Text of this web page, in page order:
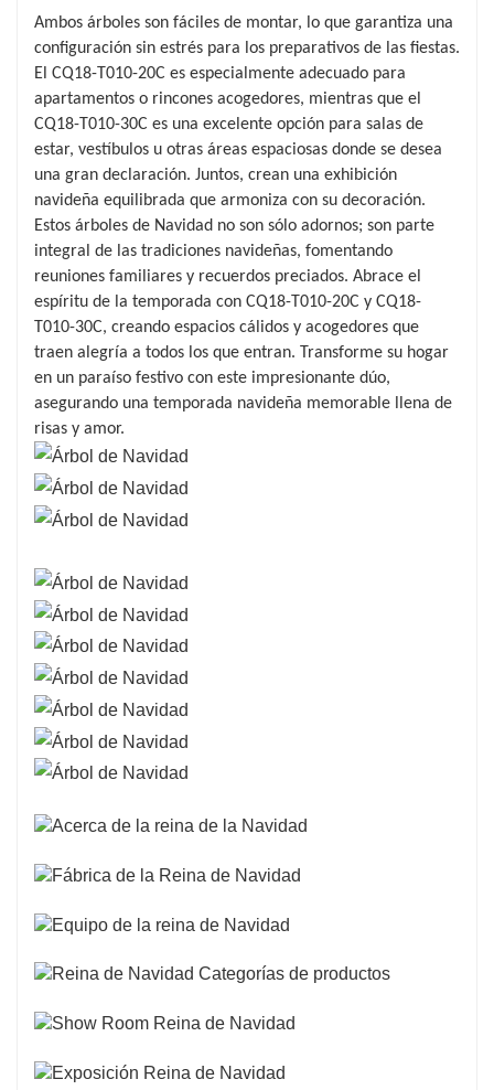
Diseñados para brindar versatilidad, ambos
árboles son lienzos perfectos para sus
decoraciones navideñas. El CQ18-T010-20C
proporciona una solución ideal para quienes
buscan crear una acogedora exhibición
navideña, mientras que el CQ18-T010-30C
permite una ornamentación más extensa,
acomodando decoraciones más pesadas y
estilos diversos. Ya sea que prefiera un estilo
tradicional adornado con luces parpadeantes o
un estilo contemporáneo con colores llamativos,
estos árboles pueden adaptarse fácilmente a su
visión.
Ambos árboles son fáciles de montar, lo que garantiza una
configuración sin estrés para los preparativos de las fiestas.
El CQ18-T010-20C es especialmente adecuado para
apartamentos o rincones acogedores, mientras que el
CQ18-T010-30C es una excelente opción para salas de
estar, vestíbulos u otras áreas espaciosas donde se desea
una gran declaración. Juntos, crean una exhibición
navideña equilibrada que armoniza con su decoración.
Estos árboles de Navidad no son sólo adornos; son parte
integral de las tradiciones navideñas, fomentando
reuniones familiares y recuerdos preciados. Abrace el
espíritu de la temporada con CQ18-T010-20C y CQ18-
T010-30C, creando espacios cálidos y acogedores que
traen alegría a todos los que entran. Transforme su hogar
en un paraíso festivo con este impresionante dúo,
asegurando una temporada navideña memorable llena de
risas y amor.